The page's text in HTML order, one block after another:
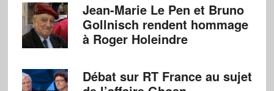
Jean-Marie Le Pen et Bruno
Gollnisch rendent hommage
à Roger Holeindre
Débat sur RT France au sujet